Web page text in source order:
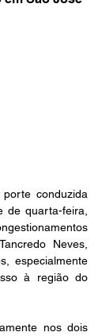
conduzida
de quarta-feira,
Neves,
especialmente
à região do
nos dois